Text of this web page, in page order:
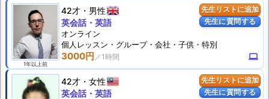
先生リストに追加
先生に質問する
1年以上前
42才 男性
3000円 computer
英会話・英語
オンライン
個人 レッスン ・グループ・会社・子供・特別
先生リストに追加
先生に質問する
42才 女性
英会話・英語